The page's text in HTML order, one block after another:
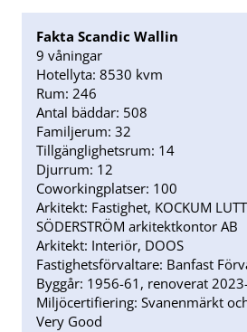
Fakta Scandic Wallin
9 våningar
Hotellyta: 8530 kvm
Rum: 246
Antal bäddar: 508
Familjerum: 32
Tillgänglighetsrum: 14
Djurrum: 12
Coworkingplatser: 100
Arkitekt: Fastighet, KOCKUM
SÖDERSTRÖM arkitektkontor AB
Arkitekt: Interiör, DOOS
Fastighetsförvaltare: Banfast
Byggår: 1956-61, renoverat
Miljöcertifiering: Svanenmärkt
Very Good